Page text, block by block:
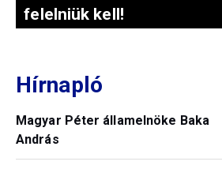
felelniük kell!
Hírnapló
Magyar Péter államelnöke Baka
András